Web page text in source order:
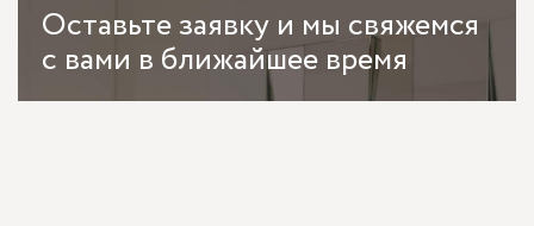
Оставьте заявку и мы свяжемся
с вами в ближайшее время